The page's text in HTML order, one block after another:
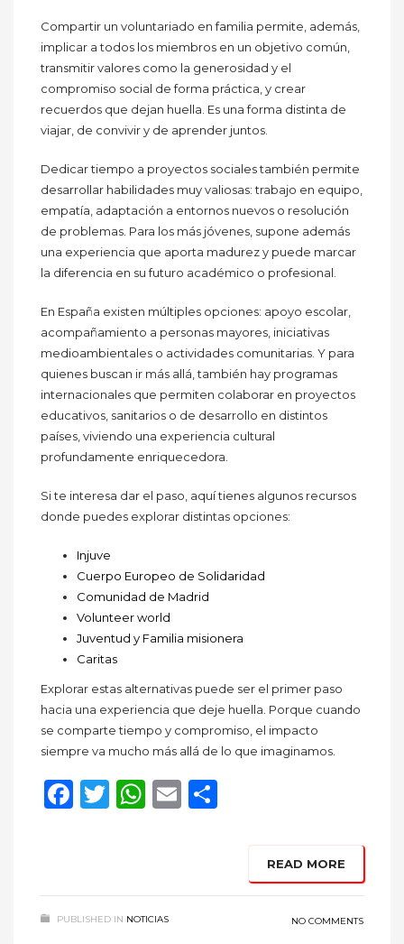
Compartir un voluntariado en familia permite, además,
implicar a todos los miembros en un objetivo común,
transmitir valores como la generosidad y el
compromiso social de forma práctica, y crear
recuerdos que dejan huella. Es una forma distinta de
viajar, de convivir y de aprender juntos.
Dedicar tiempo a proyectos sociales también permite
desarrollar habilidades muy valiosas: trabajo en equipo,
empatía, adaptación a entornos nuevos o resolución
de problemas. Para los más jóvenes, supone además
una experiencia que aporta madurez y puede marcar
la diferencia en su futuro académico o profesional.
En España existen múltiples opciones: apoyo escolar,
acompañamiento a personas mayores, iniciativas
medioambientales o actividades comunitarias. Y para
quienes buscan ir más allá, también hay programas
internacionales que permiten colaborar en proyectos
educativos, sanitarios o de desarrollo en distintos
países, viviendo una experiencia cultural
profundamente enriquecedora.
Si te interesa dar el paso, aquí tienes algunos recursos
donde puedes explorar distintas opciones:
Injuve
Cuerpo Europeo de Solidaridad
Comunidad de Madrid
Volunteer world
Juventud y Familia misionera
Caritas
Explorar estas alternativas puede ser el primer paso
hacia una experiencia que deje huella. Porque cuando
se comparte tiempo y compromiso, el impacto
siempre va mucho más allá de lo que imaginamos.
Facebook
Twitter
WhatsApp
Email
READ MORE
PUBLISHED IN NOTICIAS NO COMMENTS